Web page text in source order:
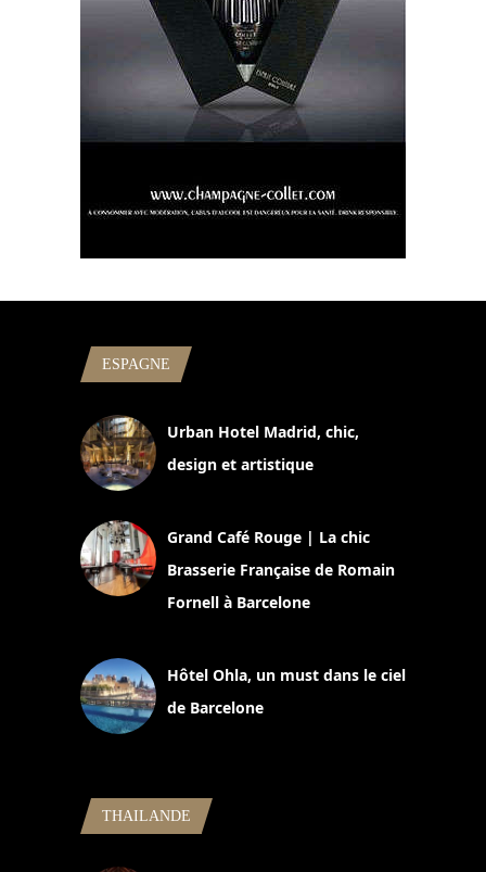
ESPAGNE
Urban Hotel Madrid, chic,
design et artistique
Grand Café Rouge | La chic
Brasserie Française de Romain
Fornell à Barcelone
Hôtel Ohla, un must dans le ciel
de Barcelone
THAILANDE